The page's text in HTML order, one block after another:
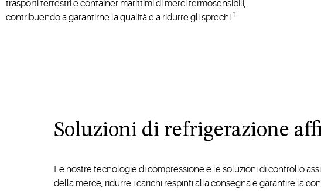
trasporti terrestri e container marittimi di merci termosensibili,
contribuendo a garantirne la qualità e a ridurre gli sprechi.1
Soluzioni di refrigerazione
Le nostre tecnologie di compressione e le soluzioni di controllo
della merce, ridurre i carichi respinti alla consegna e garantire la